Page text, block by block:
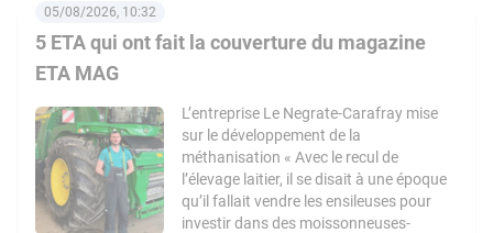
5 ETA qui ont fait la couverture du magazine
ETA MAG
05/08/2026, 10:32
L’entreprise Le Negrate-Carafray mise
sur le développement de la
méthanisation « Avec le recul de
l’élevage laitier, il se disait à une époque
qu’il fallait vendre les ensileuses pour
investir dans des moissonneuses-